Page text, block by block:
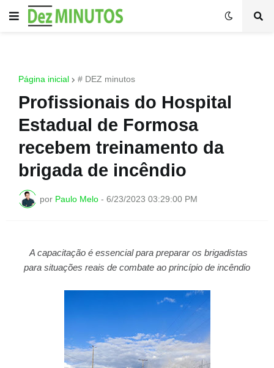
Página inicial # DEZ minutos
Profissionais do Hospital
Estadual de Formosa
recebem treinamento da
brigada de incêndio
por Paulo Melo - 6/23/2023 03:29:00 PM
A capacitação é essencial para preparar os brigadistas
para situações reais de combate ao princípio de incêndio